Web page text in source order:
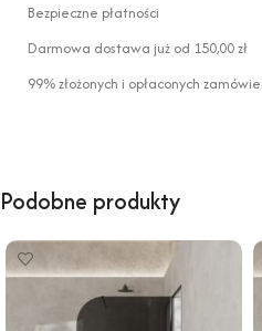
Bezpieczne płatności
Darmowa dostawa już od 150,00 zł
99% złożonych i opłaconych
Podobne produkty